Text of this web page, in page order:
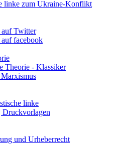
linke zum Ukraine-Konflikt
auf Twitter
facebook
Theorie - Klassiker
linke
Druckvorlagen
und Urheberrecht